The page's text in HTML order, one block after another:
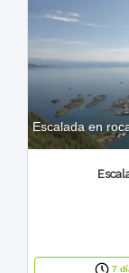
Escalada en
7